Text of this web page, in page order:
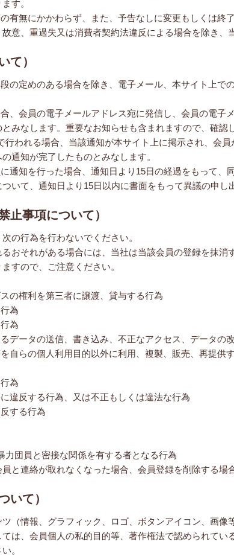
す。
有無にかかわらず、また、予告なしに変更もしくは終
意、重過失又は消費者契約法違反による場合を除き、
て）
の定めのある場合を除き、電子メール、本サイト上で
、会員の電子メールアドレス宛に発信し、会員の電子
みなします。重要なお知らせも含まれますので、確認
われる場合、当該通知が本サイト上に掲示され、会
通知が完了したものとみなします。
通知を行った場合、通知日より15日の経過をもって、
いて、通知日より15日以内に書面をもって異議の申し
事項について）
の行為を行わないでください。
おそれがある場合には、当社は当該会員の登録を抹
すので、ご注意ください。
の権利を第三者に譲渡、貸与する行為
為
為
データの送信、書き込み、不正なアクセス、データの
自らの個人利用目的以外に利用、複製、販売、再提供
為
違反する行為、又は不正もしくは違法な行為
する行為
力団員と密接な関係を有する者となる行為
と連絡が取れなくなった場合、会員登録を削除する場
いて）
（情報、グラフィック、ロゴ、ボタンアイコン、画
は、会員個人の私的目的等、著作権法で認められて
。